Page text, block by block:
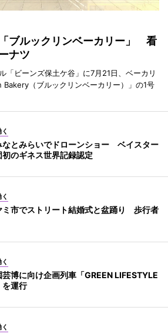
ブルックリンベーカリー」 看
ナツ
「ビーンズ保土ケ谷」に7月21日、ベーカリ
（ブルックリンベーカリー）」の1号
なとみらいでドローンショー ベイスター
初のギネス世界記録認定
ミ市でストリート結婚式と盆踊り 歩行者
博に向け企画列車「GREEN LIFESTYLE
を運行